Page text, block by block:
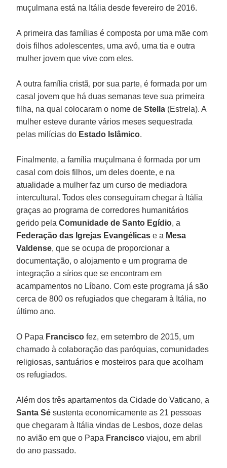
muçulmana está na Itália desde fevereiro de 2016.
A primeira das famílias é composta por uma mãe com
dois filhos adolescentes, uma avó, uma tia e outra
mulher jovem que vive com eles.
A outra família cristã, por sua parte, é formada por um
casal jovem que há duas semanas teve sua primeira
filha, na qual colocaram o nome deStella (Estrela). A
mulher esteve durante vários meses sequestrada
pelas milícias do Estado Islâmico.
Finalmente, a família muçulmana é formada por um
casal com dois filhos, um deles doente, e na
atualidade a mulher faz um curso de mediadora
intercultural. Todos eles conseguiram chegar à Itália
graças ao programa de corredores humanitários
gerido pelaComunidade de Santo Egídio, a
Federação das Igrejas Evangélicas e a Mesa
Valdense, que se ocupa de proporcionar a
documentação, o alojamento e um programa de
integração a sírios que se encontram em
acampamentos no Líbano. Com este programa já são
cerca de 800 os refugiados que chegaram à Itália, no
último ano.
O Papa Francisco fez, em setembro de 2015, um
chamado à colaboração das paróquias, comunidades
religiosas, santuários e mosteiros para que acolham
os refugiados.
Além dos três apartamentos da Cidade do Vaticano, a
Santa Sé sustenta economicamente as 21 pessoas
que chegaram à Itália vindas de Lesbos, doze delas
no avião em que o Papa Francisco viajou, em abril
do ano passado.